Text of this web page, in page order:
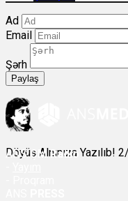
Ad
Email
Şərh
Paylaş
Döyüş Alnınıza Yazılıb!
ANSÇM Radio